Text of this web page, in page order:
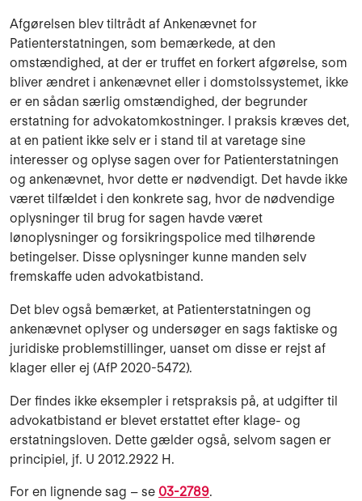
Afgørelsen blev tiltrådt af Ankenævnet for
Patienterstatningen, som bemærkede, at den
omstændighed, at der er truffet en forkert afgørelse, som
bliver ændret i ankenævnet eller i domstolssystemet, ikke
er en sådan særlig omstændighed, der begrunder
erstatning for advokatomkostninger. I praksis kræves det,
at en patient ikke selv er i stand til at varetage sine
interesser og oplyse sagen over for Patienterstatningen
og ankenævnet, hvor dette er nødvendigt. Det havde ikke
været tilfældet i den konkrete sag, hvor de nødvendige
oplysninger til brug for sagen havde været
lønoplysninger og forsikringspolice med tilhørende
betingelser. Disse oplysninger kunne manden selv
fremskaffe uden advokatbistand.
Det blev også bemærket, at Patienterstatningen og
ankenævnet oplyser og undersøger en sags faktiske og
juridiske problemstillinger, uanset om disse er rejst af
klager eller ej (AfP 2020-5472).
Der findes ikke eksempler i retspraksis på, at udgifter til
advokatbistand er blevet erstattet efter klage- og
erstatningsloven. Dette gælder også, selvom sagen er
principiel, jf. U 2012.2922 H.
For en lignende sag – se 03-2789.